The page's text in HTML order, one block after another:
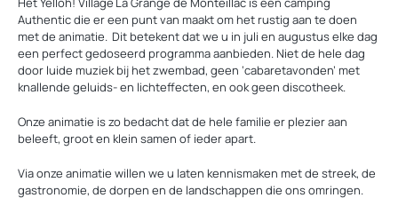
Authentic die er een punt van maakt om het rustig aan te doen
met de animatie. Dit betekent dat we u in juli en augustus elke dag
een perfect gedoseerd programma aanbieden. Niet de hele dag
door luide muziek bij het zwembad, geen ‘cabaretavonden’ met
knallende geluids- en lichteffecten, en ook geen discotheek.
Onze animatie is zo bedacht dat de hele familie er plezier aan
beleeft, groot en klein samen of ieder apart.
Via onze animatie willen we u laten kennismaken met de streek, de
gastronomie, de dorpen en de landschappen die ons omringen.